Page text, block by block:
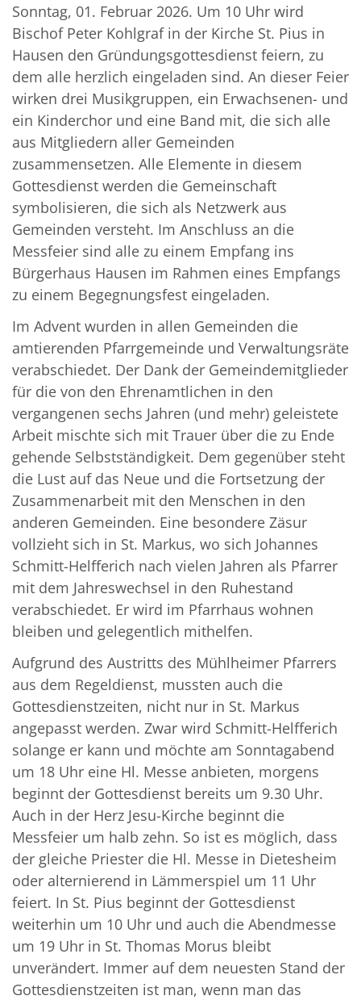
Sonntag, 01. Februar 2026. Um 10 Uhr wird
Bischof Peter Kohlgraf in der Kirche St. Pius in
Hausen den Gründungsgottesdienst feiern, zu
dem alle herzlich eingeladen sind. An dieser Feier
wirken drei Musikgruppen, ein Erwachsenen- und
ein Kinderchor und eine Band mit, die sich alle
aus Mitgliedern aller Gemeinden
zusammensetzen. Alle Elemente in diesem
Gottesdienst werden die Gemeinschaft
symbolisieren, die sich als Netzwerk aus
Gemeinden versteht. Im Anschluss an die
Messfeier sind alle zu einem Empfang ins
Bürgerhaus Hausen im Rahmen eines Empfangs
zu einem Begegnungsfest eingeladen.
Im Advent wurden in allen Gemeinden die
amtierenden Pfarrgemeinde und Verwaltungsräte
verabschiedet. Der Dank der Gemeindemitglieder
für die von den Ehrenamtlichen in den
vergangenen sechs Jahren (und mehr) geleistete
Arbeit mischte sich mit Trauer über die zu Ende
gehende Selbstständigkeit. Dem gegenüber steht
die Lust auf das Neue und die Fortsetzung der
Zusammenarbeit mit den Menschen in den
anderen Gemeinden. Eine besondere Zäsur
vollzieht sich in St. Markus, wo sich Johannes
Schmitt-Helfferich nach vielen Jahren als Pfarrer
mit dem Jahreswechsel in den Ruhestand
verabschiedet. Er wird im Pfarrhaus wohnen
bleiben und gelegentlich mithelfen.
Aufgrund des Austritts des Mühlheimer Pfarrers
aus dem Regeldienst, mussten auch die
Gottesdienstzeiten, nicht nur in St. Markus
angepasst werden. Zwar wird Schmitt-Helfferich
solange er kann und möchte am Sonntagabend
um 18 Uhr eine Hl. Messe anbieten, morgens
beginnt der Gottesdienst bereits um 9.30 Uhr.
Auch in der Herz Jesu-Kirche beginnt die
Messfeier um halb zehn. So ist es möglich, dass
der gleiche Priester die Hl. Messe in Dietesheim
oder alternierend in Lämmerspiel um 11 Uhr
feiert. In St. Pius beginnt der Gottesdienst
weiterhin um 10 Uhr und auch die Abendmesse
um 19 Uhr in St. Thomas Morus bleibt
unverändert. Immer auf dem neuesten Stand der
Gottesdienstzeiten ist man, wenn man das